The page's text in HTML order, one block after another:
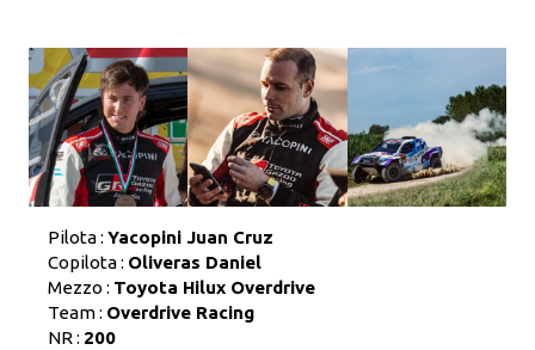
Pilota : Yacopini Juan Cruz
Copilota : Oliveras Daniel
Mezzo : Toyota Hilux Overdrive
Team : Overdrive Racing
NR : 200